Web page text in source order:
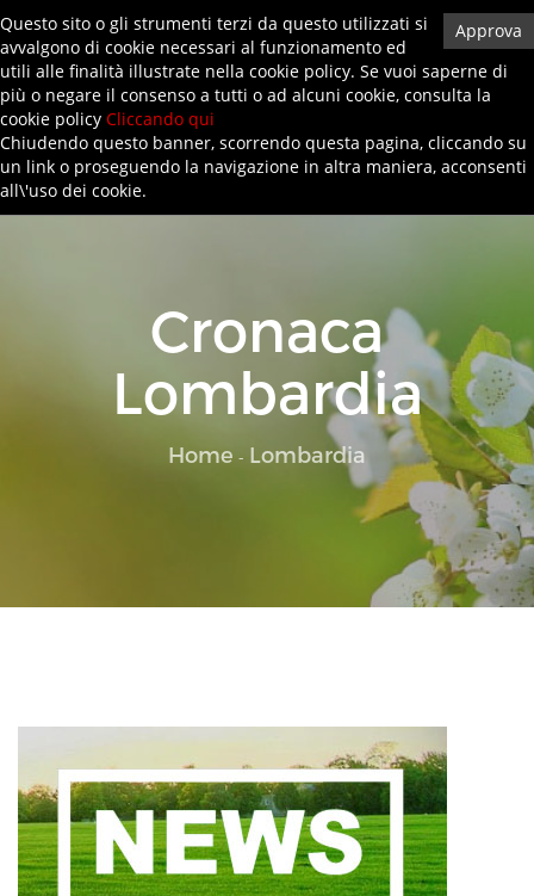
0872719145 info@anifa-artigiani.it Privacy Policy
Cronaca
Lombardia
Home - Lombardia
Approva
Questo sito o gli strumenti terzi da questo utilizzati si
avvalgono di cookie necessari al funzionamento ed
utili alle finalità illustrate nella cookie policy. Se vuoi saperne di
più o negare il consenso a tutti o ad alcuni cookie, consulta la
cookie policy Cliccando qui
Chiudendo questo banner, scorrendo questa pagina, cliccando su
un link o proseguendo la navigazione in altra maniera, acconsenti
all\'uso dei cookie.